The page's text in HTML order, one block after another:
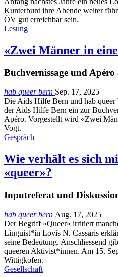
Kunterbunt ihre Abende weiter
ÖV gut erreichbar sein.
Lesung
«Zwei Männer in
Buchvernissage und
hab queer bern Sep. 17, 2025
Die Aids Hilfe Bern und hab queer
der Aids Hilfe Bern ein zur
Apéro. Vorgestellt wird «Zwei
Vogt.
Gespräch
Wie verhält es sich
«queer»?
Inputreferat und
hab queer bern Aug. 17, 2025
Der Begriff «Queer» irritiert
Linguist*in Lovis N. Cassaris
seine Bedeutung. Anschliessend
queeren Aktivist*innen. Am 15.
Wittigkofen.
Gesellschaft